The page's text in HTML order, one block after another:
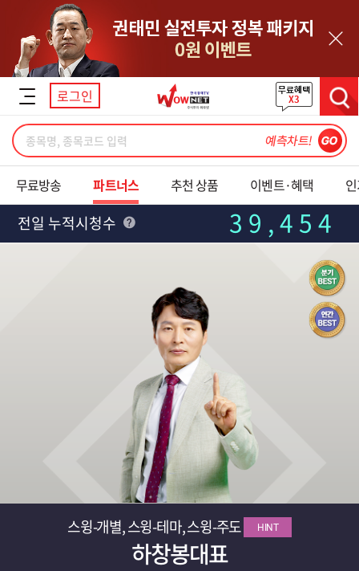
닫기
로그인
무료방송 파트너스 추천 상품 이벤트·혜택
전일 누적시청수 39,454
스윙-개별, 스윙-테마, 스윙-주도 HINT
하창봉대표